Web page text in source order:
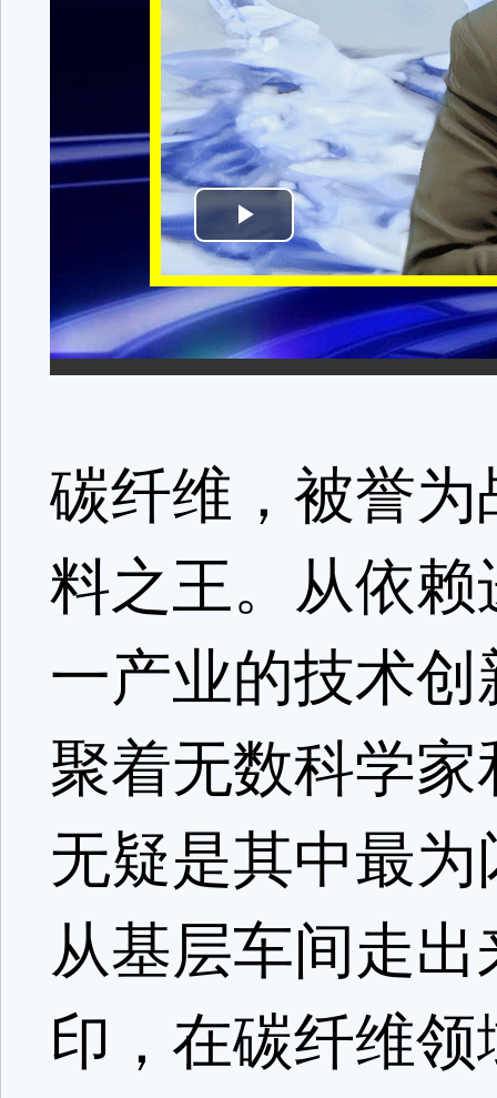
碳纤维，被誉
料之王。从依
一产业的技术
聚着无数科学
无疑是其中最
从基层车间走
印，在碳纤维